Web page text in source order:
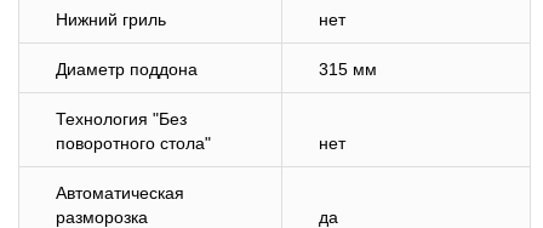
Нижний гриль нет
Диаметр поддона 315 мм
Технология "Без
поворотного стола"
нет
Автоматическая
разморозка
да